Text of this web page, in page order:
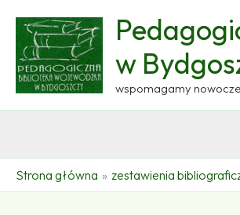
treści
w
wspomagamy
Strona główna zestawienia